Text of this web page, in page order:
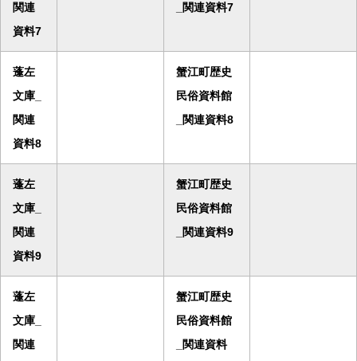
関連
資料7
_関連資料7
蓬左
文庫_
関連
資料8
蟹江町歴史
民俗資料館
_関連資料8
蓬左
文庫_
関連
資料9
蟹江町歴史
民俗資料館
_関連資料9
蓬左
文庫_
関連
蟹江町歴史
民俗資料館
_関連資料